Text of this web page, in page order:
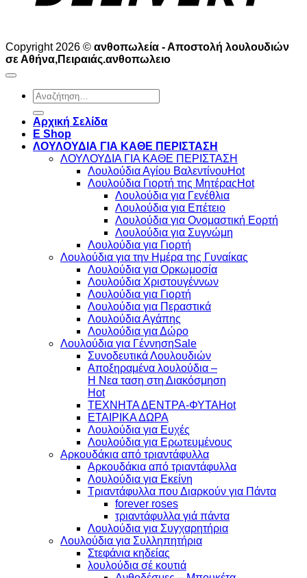
Copyright 2026 © ανθοπωλεία - Αποστολή λουλουδιών
σε Αθήνα,Πειραιάς.ανθοπωλειο
Αναζήτηση
για:
Αρχική Σελίδα
E Shop
ΛΟΥΛΟΥΔΙΑ ΓΙΑ ΚΑΘΕ ΠΕΡΙΣΤΑΣΗ
ΛΟΥΛΟΥΔΙΑ ΓΙΑ ΚΑΘΕ ΠΕΡΙΣΤΑΣΗ
Λουλούδια Αγίου Βαλεντίνου
Λουλούδια Γιορτή της Μητέρας
Λουλούδια για Γενέθλια
Λουλούδια για Επέτειο
Λουλούδια για Ονομαστική Εορτή
Λουλούδια για Συγνώμη
Λουλούδια για Γιορτή
Λουλούδια για την Ημέρα της Γυναίκας
Λουλούδια για Ορκωμοσία
Λουλούδια Χριστουγέννων
Λουλούδια για Γιορτή
Λουλούδια για Περαστικά
Λουλούδια Αγάπης
Λουλούδια για Δώρο
Λουλούδια για Γέννηση
Συνοδευτικά Λουλουδιών
Αποξηραμένα λουλούδια –
Η Νεα ταση στη Διακόσμηση
ΤΕΧΝΗΤΑ ΔΕΝΤΡΑ-ΦΥΤΑ
ΕΤΑΙΡΙΚΑ ΔΩΡΑ
Λουλούδια για Ευχές
Λουλούδια για Ερωτευμένους
Aρκουδάκια από τριαντάφυλλα
Aρκουδάκια από τριαντάφυλλα
Λουλούδια για Εκείνη
Τριαντάφυλλα που Διαρκούν για Πάντα
forever roses
τριαντάφυλλα γιά πάντα
Λουλούδια για Συγχαρητήρια
Λουλούδια για Συλληπητήρια
Στεφάνια κηδείας
λουλούδια σέ κουτιά